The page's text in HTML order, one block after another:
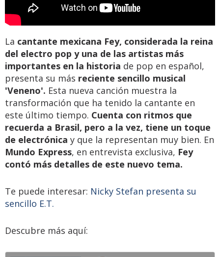
La cantante mexicana Fey, considerada la reina
del electro pop y una de las artistas más
importantes en la historia de pop en español,
presenta su más reciente sencillo musical
'Veneno'. Esta nueva canción muestra la
transformación que ha tenido la cantante en
este último tiempo. Cuenta con ritmos que
recuerda a Brasil, pero a la vez, tiene un toque
de electrónica y que la representan muy bien. En
Mundo Express, en entrevista exclusiva, Fey
contó más detalles de este nuevo tema.
Te puede interesar: Nicky Stefan presenta su
sencillo E.T.
Descubre más aquí: